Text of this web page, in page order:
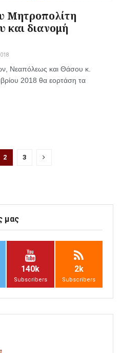
Μητροπολίτη
και διανομή
Νεαπόλεως και Θάσου κ.
2018 θα εορτάση τα
2 3
μας
140k
Subscribers
2k
Subscribers